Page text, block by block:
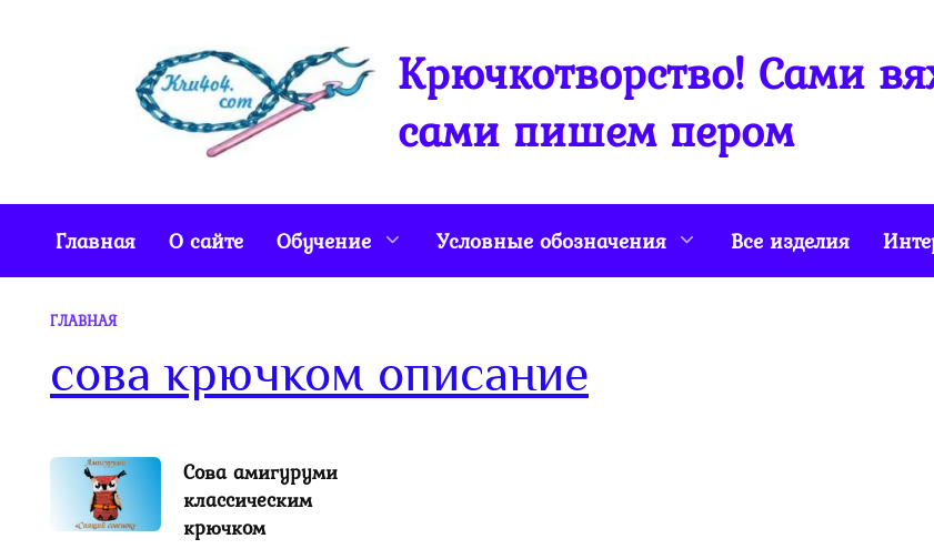
Крючкотворство! Сами
сами пишем пером
Главная О сайте Обучение Условные обозначения Все изделия
ГЛАВНАЯ
сова крючком описание
Сова амигуруми
классическим
крючком